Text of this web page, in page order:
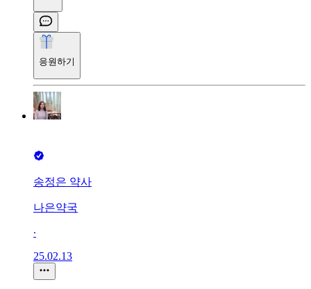
응원하기
송정은 약사
나은약국
∙
25.02.13